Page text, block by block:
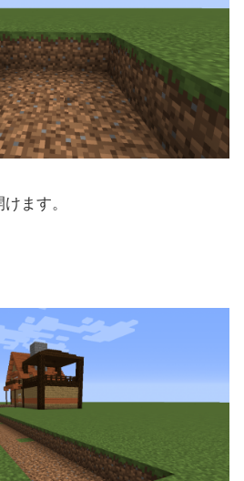
ます。